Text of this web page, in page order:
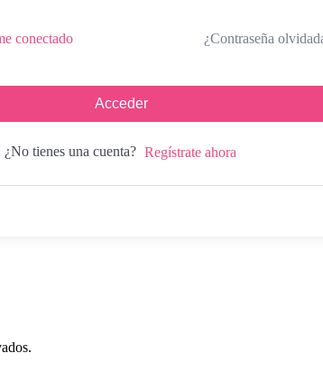
conectado ¿Contraseña
Acceder
¿No tienes una cuenta? Regístrate ahora